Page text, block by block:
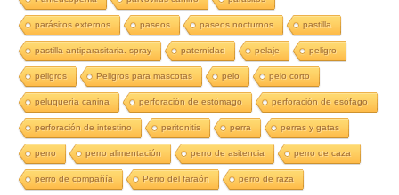
parásitos externos paseos paseos nocturnos pastilla
pastilla antiparasitaria. spray paternidad pelaje peligro
peligros Peligros para mascotas pelo pelo corto
peluquería canina perforación de estómago perforación de esófago
perforación de intestino peritonitis perra perras y gatas
perro perro alimentación perro de asitencia perro de caza
perro de compañía Perro del faraón perro de raza